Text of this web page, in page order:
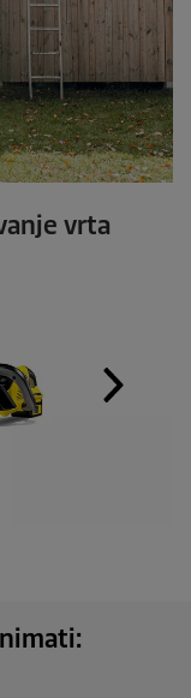
vrta